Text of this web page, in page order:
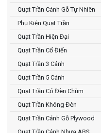
Quạt Trần Cánh Gỗ Tự Nhiên
Phụ Kiện Quạt Trần
Quạt Trần Hiện Đại
Quạt Trần Cổ Điển
Quạt Trần 3 Cánh
Quạt Trần 5 Cánh
Quạt Trần Có Đèn Chùm
Quạt Trần Không Đèn
Quạt Trần Cánh Gỗ Plywood